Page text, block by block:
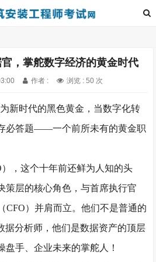
，掌舵数字经济的黄金时代
作者 : 浏览 : 50 次
新时代的黑色黄金，当数字化转
必答题——一个前所未有的黄金职
， 这个十年前还鲜为人知的头
策层的核心角色，与首席执行官
CFO）并肩而立。他们不是普通的
据分析师，他们是数据资产的顶层
盘手、企业未来的掌舵人！